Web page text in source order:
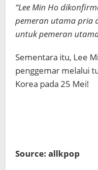
“Lee Min Ho
pemeran utama pria
untuk pemeran
Sementara itu, Lee
penggemar melalui
Korea pada 25 Mei!
Source: allkpop